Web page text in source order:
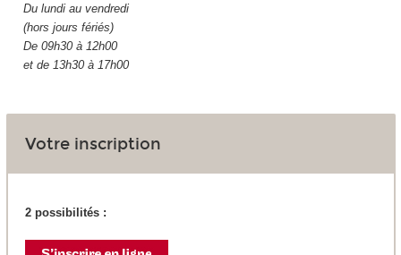
Du lundi au vendredi
(hors jours fériés)
De 09h30 à 12h00
et de 13h30 à 17h00
Votre inscription
2 possibilités :